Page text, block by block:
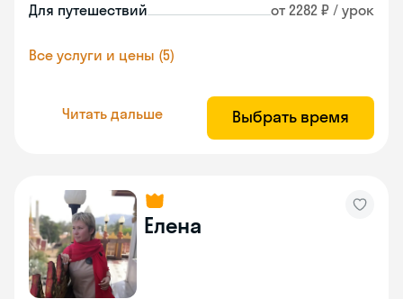
Для путешествий от 2282 ₽ / урок
Все услуги и цены (5)
Читать дальше Выбрать время
Елена